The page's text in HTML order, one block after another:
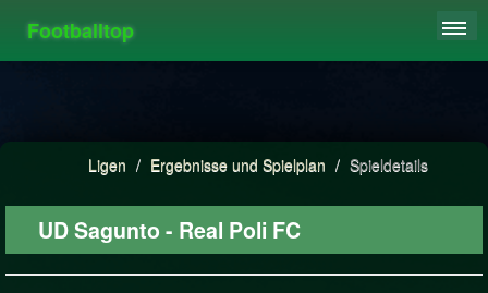
Footballtop
HIGHSCORE
Ligen / Ergebnisse und Spielplan / Spieldetails
UD Sagunto - Real Poli FC